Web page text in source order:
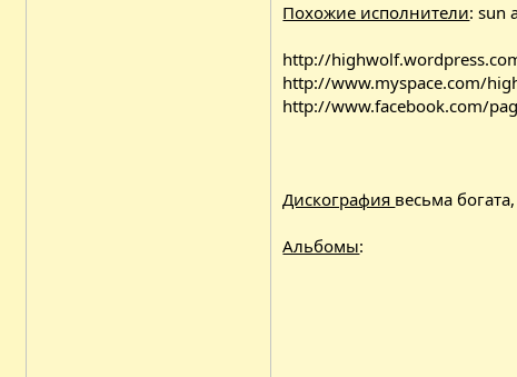
Похожие исполнители: sun
http://
http://www.myspace.com/
http://www.facebook.com/
Дискография весьма богата,
Альбомы: